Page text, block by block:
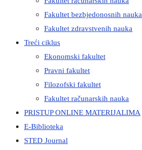
Fakultet bezbjedonosnih nauka
Fakultet zdravstvenih nauka
Treći ciklus
Ekonomski fakultet
Pravni fakultet
Filozofski fakultet
Fakultet računarskih nauka
PRISTUP ONLINE MATERIJALIMA
E-Biblioteka
STED Journal